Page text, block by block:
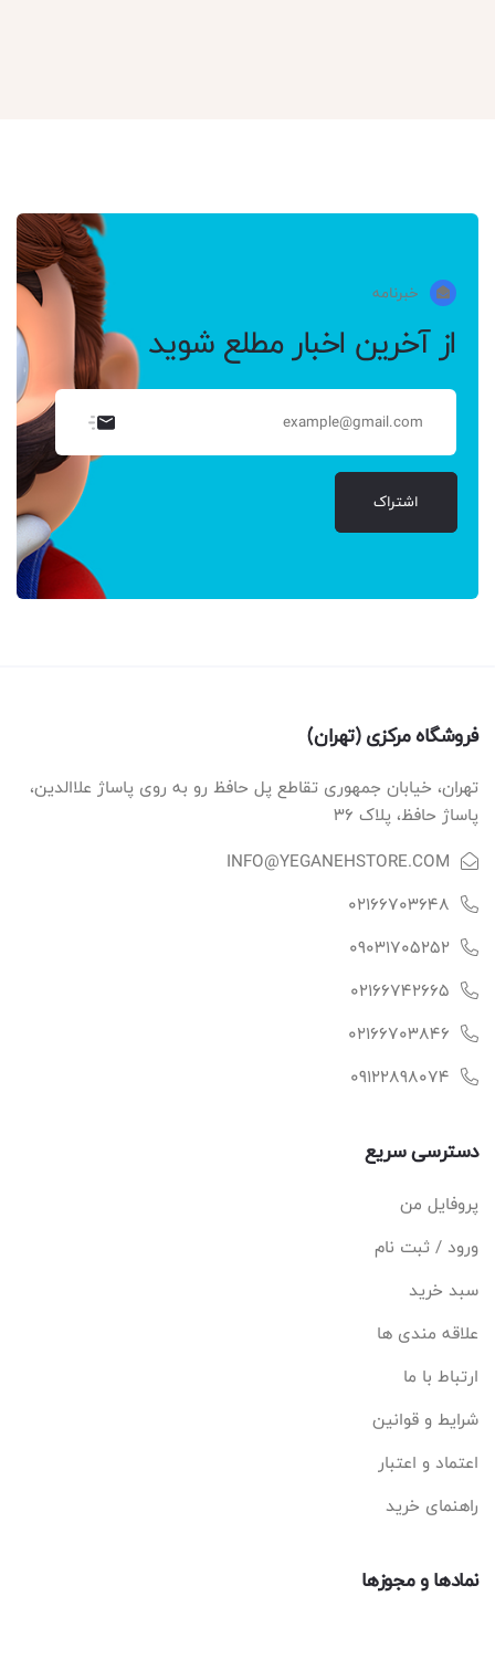
خبرنامه
از آخرین اخبار مطلع شوید
اشتراک
فروشگاه مرکزی (تهران)
تهران، خیابان جمهوری تقاطع پل حافظ رو به روی پاساژ علاالدین،
پاساژ حافظ، پلاک ۳۶
INFO@YEGANEHSTORE.COM
02166703648
09031705252
02166742665
02166703846
09122898074
دسترسی سریع
پروفایل من
ورود / ثبت نام
سبد خرید
علاقه مندی ها
ارتباط با ما
شرایط و قوانین
اعتماد و اعتبار
راهنمای خرید
نمادها و مجوزها